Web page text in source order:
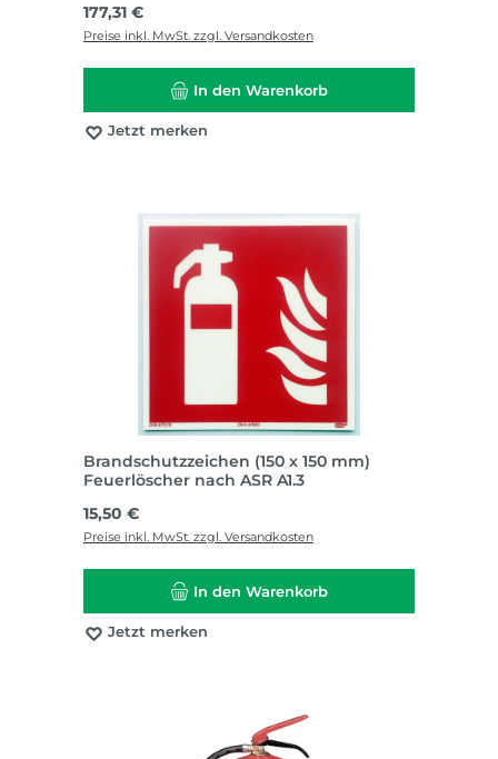
Regulärer Preis:
177,31 €
Preise inkl. MwSt. zzgl. Versandkosten
In den Warenkorb
Jetzt merken
Brandschutzzeichen (150 x 150 mm)
Feuerlöscher nach ASR A1.3
Regulärer Preis:
15,50 €
Preise inkl. MwSt. zzgl. Versandkosten
In den Warenkorb
Jetzt merken